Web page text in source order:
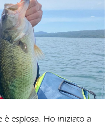
è esplosa. Ho iniziato a